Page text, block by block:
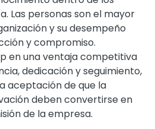
Las personas son el mayor
y su desempeño
y compromiso.
en una ventaja competitiva
dedicación y seguimiento,
aceptación de que la
deben convertirse en
de la empresa.